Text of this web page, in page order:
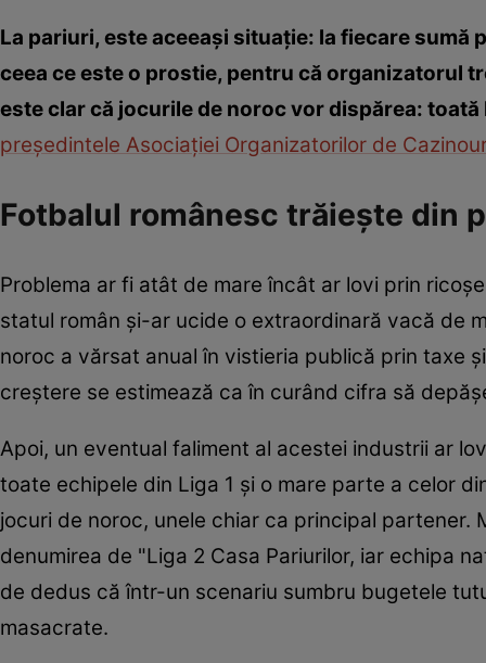
La pariuri, este aceeași situație: la fiecare sumă
ceea ce este o prostie, pentru că organizatorul
este clar că jocurile de noroc vor dispărea:
președintele Asociației Organizatorilor de
Fotbalul românesc trăieşte din
Problema ar fi atât de mare încât ar lovi prin
statul român şi-ar ucide o extraordinară vacă de
noroc a vărsat anual în vistieria publică prin taxe
creştere se estimează ca în curând cifra să
Apoi, un eventual faliment al acestei industrii ar
toate echipele din Liga 1 şi o mare parte a celor
jocuri de noroc, unele chiar ca principal partener.
denumirea de "Liga 2 Casa Pariurilor, iar echipa
de dedus că într-un scenariu sumbru bugetele
masacrate.